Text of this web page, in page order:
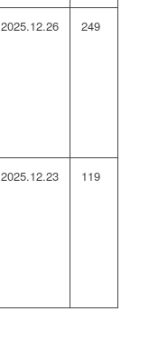
2025.12.26 249
2025.12.23 119